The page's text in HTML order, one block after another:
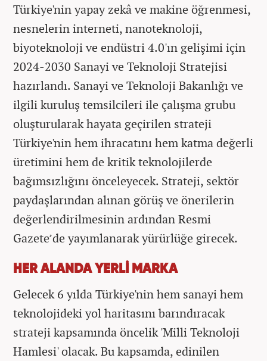
Türkiye'nin yapay zekâ ve makine öğrenmesi,
nesnelerin interneti, nanoteknoloji,
biyoteknoloji ve endüstri 4.0'ın gelişimi için
2024-2030 Sanayi ve Teknoloji Stratejisi
hazırlandı. Sanayi ve Teknoloji Bakanlığı ve
ilgili kuruluş temsilcileri ile çalışma grubu
oluşturularak hayata geçirilen strateji
Türkiye'nin hem ihracatını hem katma değerli
üretimini hem de kritik teknolojilerde
bağımsızlığını önceleyecek. Strateji, sektör
paydaşlarından alınan görüş ve önerilerin
değerlendirilmesinin ardından Resmi
Gazete’de yayımlanarak yürürlüğe girecek.
HER ALANDA YERLİ MARKA
Gelecek 6 yılda Türkiye'nin hem sanayi hem
teknolojideki yol haritasını barındıracak
strateji kapsamında öncelik 'Milli Teknoloji
Hamlesi' olacak. Bu kapsamda, edinilen